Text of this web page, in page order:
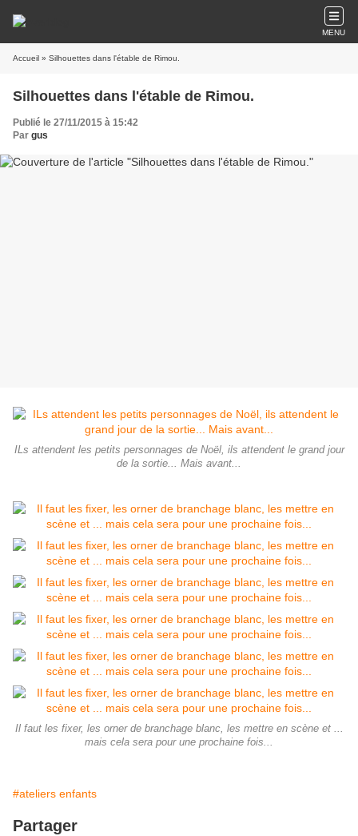
MENU
Accueil » Silhouettes dans l'étable de Rimou.
Silhouettes dans l'étable de Rimou.
Publié le 27/11/2015 à 15:42
Par gus
ILs attendent les petits personnages de Noël, ils attendent le grand jour
de la sortie... Mais avant...
Il faut les fixer, les orner de branchage blanc, les mettre en scène et ...
mais cela sera pour une prochaine fois...
#ateliers enfants
Partager